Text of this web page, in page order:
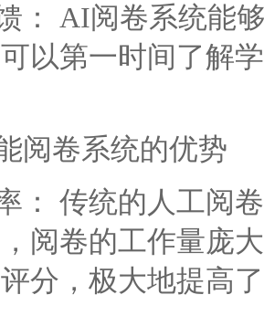
AI阅卷系统能够
以第一时间了解
卷系统的优势
传统的人工阅卷
阅卷的工作量庞
分，极大地提高